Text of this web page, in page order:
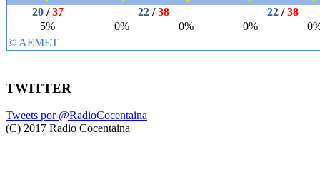
TWITTER
Tweets por @RadioCocentaina
(C) 2017 Radio Cocentaina